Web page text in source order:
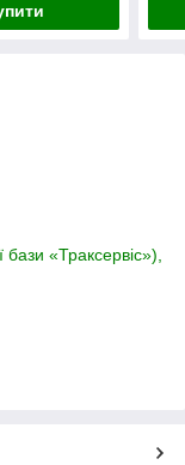
бази «Траксервіс»),